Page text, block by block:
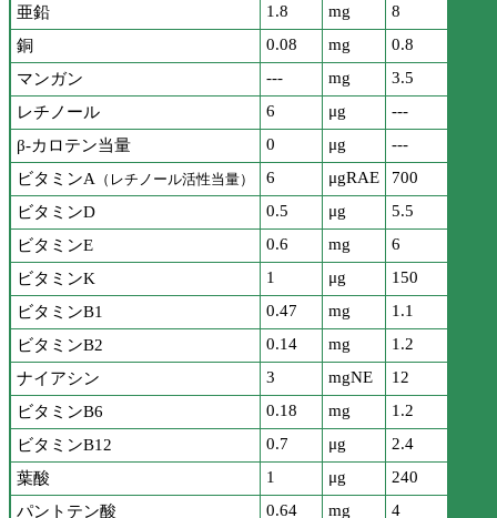
亜鉛
1.8 mg
8
銅
0.08 mg
0.8
マンガン
--- mg
3.5
レチノール
6 μg
---
β-カロテン当量
0 μg
---
ビタミンA （レチノール活性当量） 6 μgRAE
700
ビタミンD
0.5 μg
5.5
ビタミンE
0.6 mg
6
ビタミンK
1 μg
150
ビタミンB1
0.47 mg
1.1
ビタミンB2
0.14 mg
1.2
ナイアシン
3 mgNE
12
ビタミンB6
0.18 mg
1.2
ビタミンB12
0.7 μg
2.4
葉酸
1 μg
240
パントテン酸
0.64 mg
4